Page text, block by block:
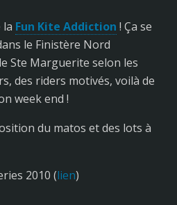
la Fun Kite Addiction ! Ça se
le Finistère Nord
Ste Marguerite selon les
des riders motivés, voilà de
week end !
du matos et des lots à
2010 (lien)